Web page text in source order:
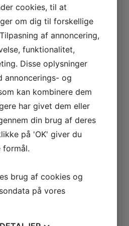
cookies, til at
om dig til forskellige
af annoncering,
funktionalitet,
Disse oplysninger
annoncerings- og
kan kombinere dem
har givet dem eller
din brug af deres
på 'OK' giver du
formål.
brug af cookies og
på vores